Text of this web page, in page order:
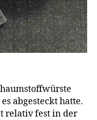
abgesteckt hatte.
relativ fest in der